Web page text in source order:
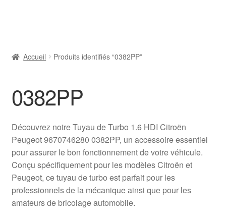
Livraison
Livraison internationale
Mon compte
Paiements
Panier
Accueil Produits identifiés “0382PP”
0382PP
Découvrez notre Tuyau de Turbo 1.6 HDI Citroën
Peugeot 9670746280 0382PP, un accessoire essentiel
pour assurer le bon fonctionnement de votre véhicule.
Conçu spécifiquement pour les modèles Citroën et
Peugeot, ce tuyau de turbo est parfait pour les
professionnels de la mécanique ainsi que pour les
amateurs de bricolage automobile.